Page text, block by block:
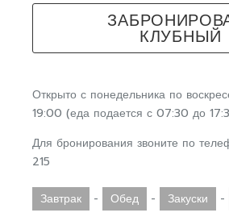
КЛУБНЫЙ
Открыто с понедельника по
19:00 (еда подается с 07:30 до
Для бронирования звоните по
215
Завтрак - Обед - Закуски -